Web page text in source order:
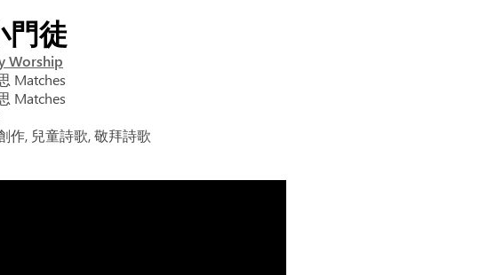
門徒
Worship
Matches
Matches
作, 兒童詩歌, 敬拜詩歌